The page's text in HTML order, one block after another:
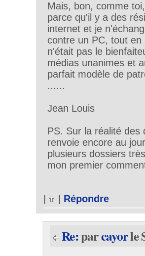
Mais, bon, comme
parce qu'il y a des
internet et je
contre un PC, tout
n'était pas le
médias unanimes et
parfait modèle de
......
Jean Louis
PS. Sur la réalité des
renvoie encore au
plusieurs dossiers
mon premier
| Répondre
Re:parcayorle